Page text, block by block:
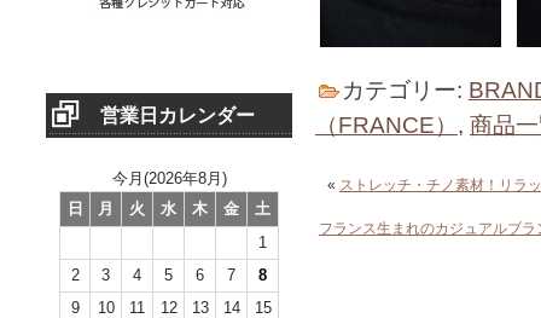
営業日カレンダー
今月(2026年8月)
日
月 火 水 木 金
土
1
2
3 4 5 6 7
8
9
10 11 12 13 14
15
カテゴリー:
（FRANCE） , 商品
« ストレッチ・チノ素材！リラ
フランス生まれのカジュアルブ